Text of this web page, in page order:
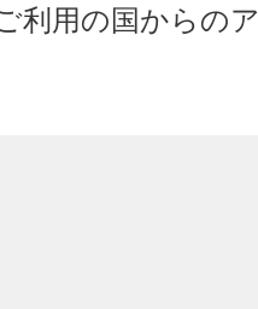
利用の国からの